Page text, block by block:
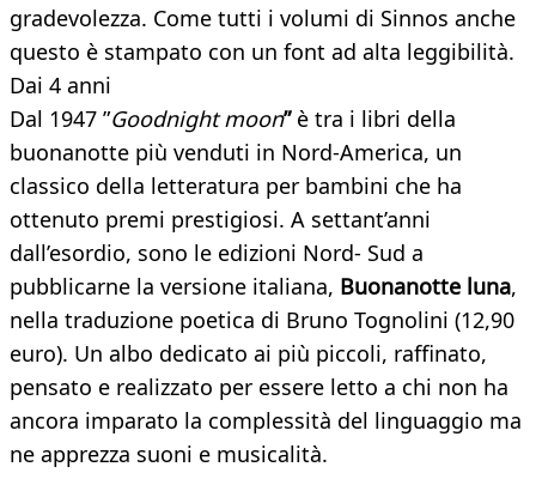
gradevolezza. Come tutti i volumi di Sinnos anche
questo è stampato con un font ad alta leggibilità.
Dai 4 anni
Dal 1947 ”Goodnight moon” è tra i libri della
buonanotte più venduti in Nord-America, un
classico della letteratura per bambini che ha
ottenuto premi prestigiosi. A settant’anni
dall’esordio, sono le edizioni Nord- Sud a
pubblicarne la versione italiana, Buonanotte luna,
nella traduzione poetica di Bruno Tognolini (12,90
euro). Un albo dedicato ai più piccoli, raffinato,
pensato e realizzato per essere letto a chi non ha
ancora imparato la complessità del linguaggio ma
ne apprezza suoni e musicalità.